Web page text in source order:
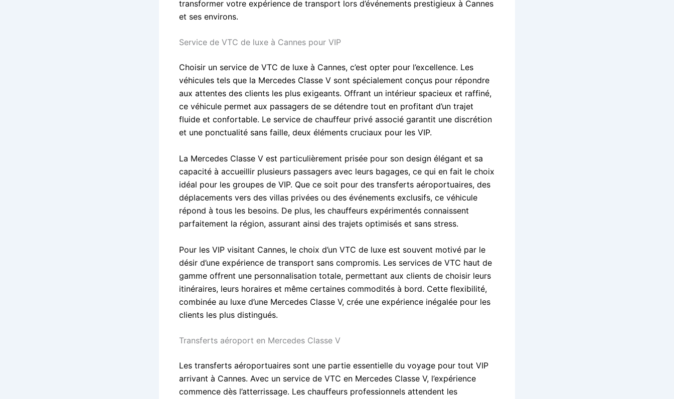
transformer votre expérience de transport lors d’événements prestigieux à Cannes
et ses environs.
Service de VTC de luxe à Cannes pour VIP
Choisir un service de VTC de luxe à Cannes, c’est opter pour l’excellence. Les
véhicules tels que la Mercedes Classe V sont spécialement conçus pour répondre
aux attentes des clients les plus exigeants. Offrant un intérieur spacieux et raffiné,
ce véhicule permet aux passagers de se détendre tout en profitant d’un trajet
fluide et confortable. Le service de chauffeur privé associé garantit une discrétion
et une ponctualité sans faille, deux éléments cruciaux pour les VIP.
La Mercedes Classe V est particulièrement prisée pour son design élégant et sa
capacité à accueillir plusieurs passagers avec leurs bagages, ce qui en fait le choix
idéal pour les groupes de VIP. Que ce soit pour des transferts aéroportuaires, des
déplacements vers des villas privées ou des événements exclusifs, ce véhicule
répond à tous les besoins. De plus, les chauffeurs expérimentés connaissent
parfaitement la région, assurant ainsi des trajets optimisés et sans stress.
Pour les VIP visitant Cannes, le choix d’un VTC de luxe est souvent motivé par le
désir d’une expérience de transport sans compromis. Les services de VTC haut de
gamme offrent une personnalisation totale, permettant aux clients de choisir leurs
itinéraires, leurs horaires et même certaines commodités à bord. Cette flexibilité,
combinée au luxe d’une Mercedes Classe V, crée une expérience inégalée pour les
clients les plus distingués.
Transferts aéroport en Mercedes Classe V
Les transferts aéroportuaires sont une partie essentielle du voyage pour tout VIP
arrivant à Cannes. Avec un service de VTC en Mercedes Classe V, l’expérience
commence dès l’atterrissage. Les chauffeurs professionnels attendent les